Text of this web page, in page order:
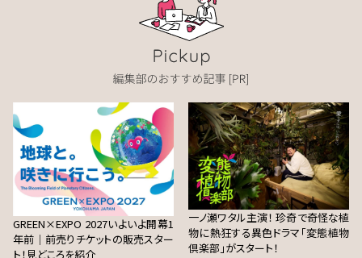
GREEN×EXPO 2027いよいよ開幕1
年前｜前売りチケットの販売スター
ト！見どころを紹介
一ノ瀬ワタル主演！ 珍奇で奇怪な植
物に熱狂する異色ドラマ「変態植物
倶楽部」がスタート！